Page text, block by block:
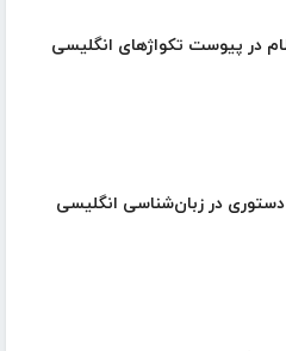
در پیوست تکواژهای انگلیسی
دستوری در زبان‌شناسی انگلیسی